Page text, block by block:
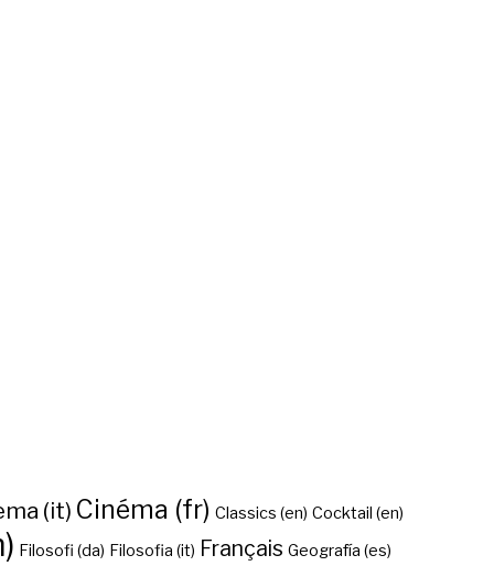
(it) Cinéma (fr) Classics (en) Cocktail (en)
Filosofi (da) Filosofia (it) Français Geografía (es)